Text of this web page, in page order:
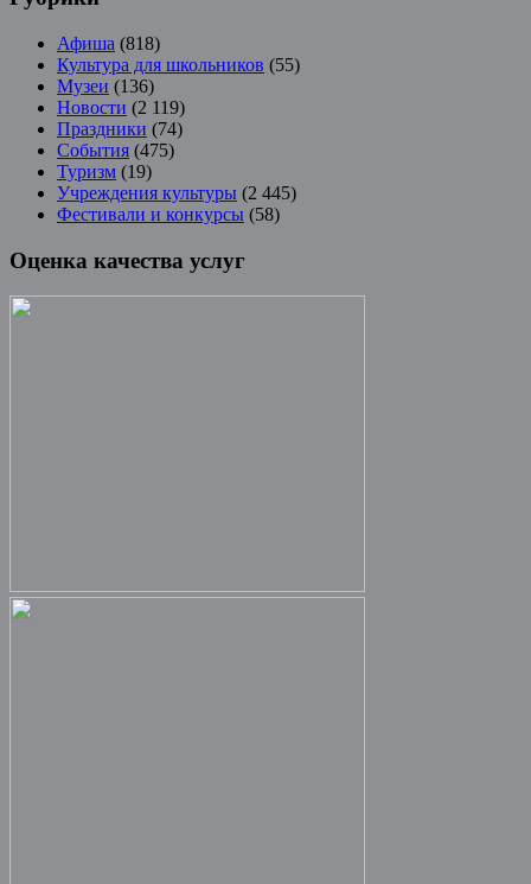
Афиша (818)
Культура для школьников (55)
Музеи (136)
Новости (2 119)
Праздники (74)
События (475)
Туризм (19)
Учреждения культуры (2 445)
Фестивали и конкурсы (58)
Оценка качества услуг